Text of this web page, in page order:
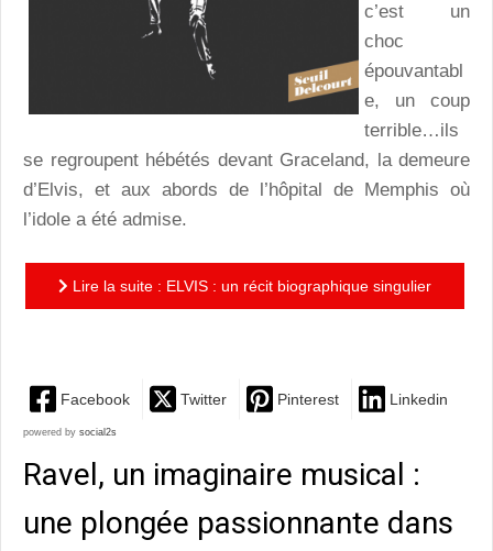
c’est un
choc
épouvantabl
e, un coup
terrible…ils
se regroupent hébétés devant Graceland, la demeure
d’Elvis, et aux abords de l’hôpital de Memphis où
l’idole a été admise.
Lire la suite : ELVIS : un récit biographique singulier
Facebook Twitter Pinterest Linkedin
powered by social2s
Ravel, un imaginaire musical :
une plongée passionnante dans